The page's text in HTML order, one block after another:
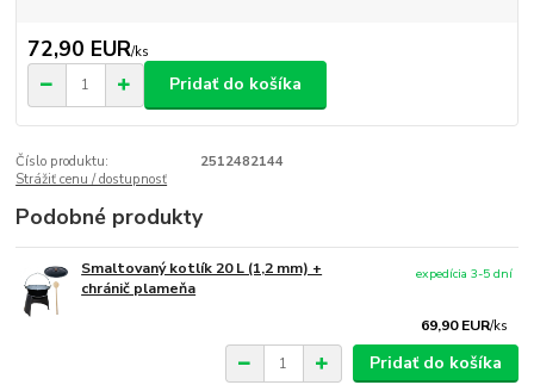
72,90 EUR/ks
Pridať do košíka
Číslo produktu:
2512482144
Strážiť cenu / dostupnosť
Podobné produkty
Smaltovaný kotlík 20 L (1,2 mm) +
chránič plameňa
69,90 EUR/ks
expedícia 3-5 dní
Pridať do košíka